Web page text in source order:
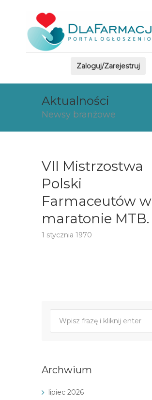
Zaloguj/Zarejestruj
Aktualności
Newsy branżowe
VII Mistrzostwa
Polski
Farmaceutów w
maratonie MTB.
1 stycznia 1970
Archwium
lipiec 2026